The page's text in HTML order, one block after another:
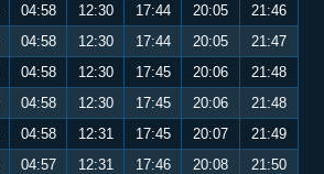
04:58 12:30 17:44 20:05
21:46
04:58 12:30 17:44 20:05
21:47
04:58 12:30 17:45 20:06
21:48
04:58 12:30 17:45 20:06
21:48
04:58 12:31 17:45 20:07
21:49
04:57 12:31 17:46 20:08
21:50